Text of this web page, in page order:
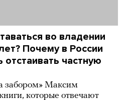
во владении
Почему в России
отстаивать частную
забором» Максим
которые отвечают